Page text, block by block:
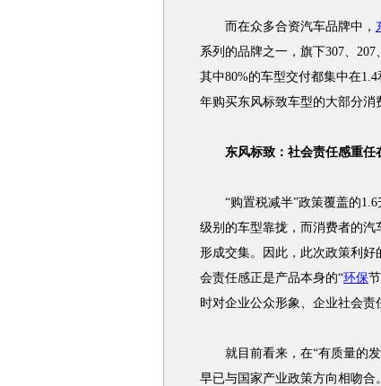
而在众多合资汽车品牌中，
系列的品牌之一，旗下307、207
其中80%的车型交付都集中在
年购买东风标致车型的大部分消
东风标致：社会责任感重任
“购置税减半”政策覆盖的1.6
级别的车型靠拢，而消费者的
形成交集。因此，此次政策利
会责任感正是产品本身的“环保
时对企业公众形象、企业社会责
就目前看来，在“有质量的发
早已与国家产业政策方向相吻